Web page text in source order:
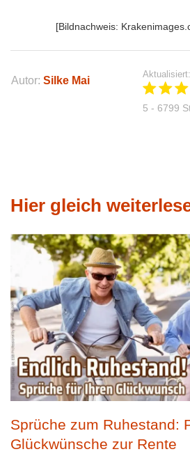
[Bildnachweis:
Autor: Silke Mai
5 - 6799
Hier gleich
Sprüche zum Ruhestand:
Glückwünsche zur Rente